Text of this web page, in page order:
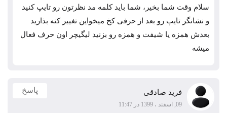
سلام وقت شما بخیر، شما باید کلمه مد نظرتون رو تایپ کنید
و نشانگر تایپ رو بعد از حرفی کخ میخواین تغییر کنه بذارید
بعدش همزه یا شیفت و همزه رو بزنید لیگیچر اون حرف فعال
میشه
فرید صادقی
09, اسفند ، 1399 در 11:47
پاسخ